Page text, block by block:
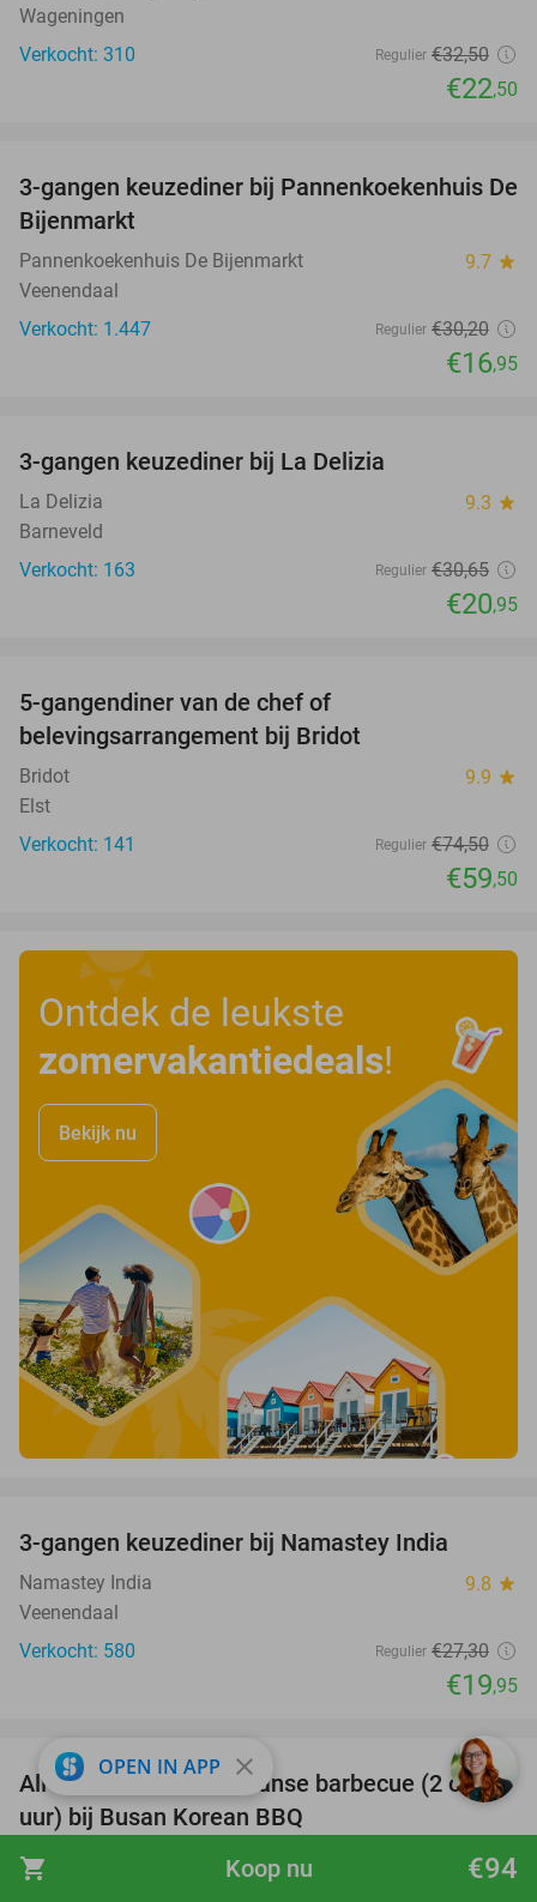
shopping_cart €94
Koop nu
Wageningen
Verkocht: 310
Regulier €32,50
€22,50
44%
3-gangen keuzediner bij Pannenkoekenhuis De
Bijenmarkt
Pannenkoekenhuis De Bijenmarkt 9.7 star
Veenendaal
Verkocht: 1.447
Regulier €30,20
€16,95
3-gangen keuzediner bij La Delizia
La Delizia 9.3 star
Barneveld
Verkocht: 163
Regulier €30,65
€20,95
5-gangendiner van de chef of
belevingsarrangement bij Bridot
Bridot 9.9 star
Elst
Verkocht: 141
Regulier €74,50
€59,50
Ontdek de leukste
zomervakantiedeals!
Bekijk nu
3-gangen keuzediner bij Namastey India
Namastey India 9.8 star
Veenendaal
Verkocht: 580
Regulier €27,30
€19,95
30%
All-You-Can-Eat Koreaanse barbecue (2 of 2,5
uur) bij Busan Korean BBQ
Busan Korean BBQ 8.6star
Arnhem
OPEN IN APP close